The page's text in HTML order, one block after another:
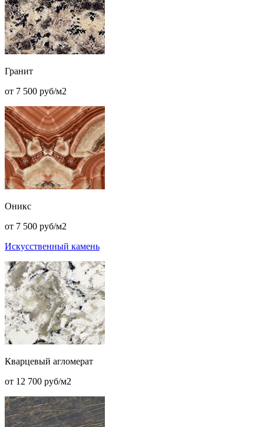
Гранит
от 7 500 руб/м2
Оникс
от 7 500 руб/м2
Искусственный камень
Кварцевый агломерат
от 12 700 руб/м2